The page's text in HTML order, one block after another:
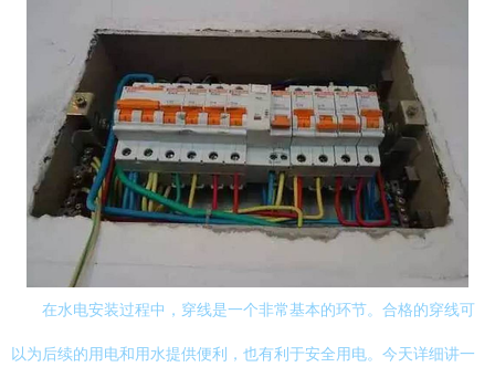
在水电安装过程中，穿线是一个非常基本的环节。合格的穿线可
以为后续的用电和用水提供便利，也有利于安全用电。今天详细讲一